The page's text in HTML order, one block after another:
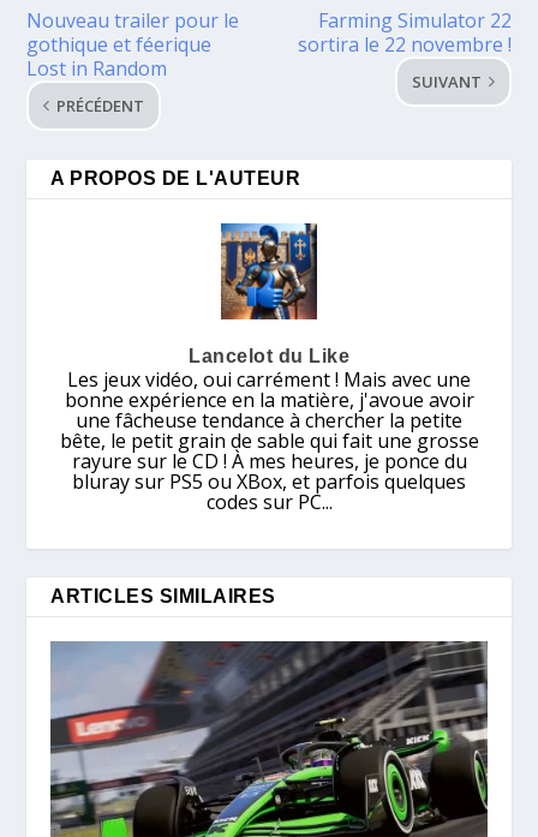
Nouveau trailer pour le
gothique et féerique
Lost in Random
PRÉCÉDENT
Farming Simulator 22
sortira le 22 novembre !
SUIVANT
A PROPOS DE L'AUTEUR
Lancelot du Like
Les jeux vidéo, oui carrément ! Mais avec une
bonne expérience en la matière, j'avoue avoir
une fâcheuse tendance à chercher la petite
bête, le petit grain de sable qui fait une grosse
rayure sur le CD ! À mes heures, je ponce du
bluray sur PS5 ou XBox, et parfois quelques
codes sur PC...
ARTICLES SIMILAIRES